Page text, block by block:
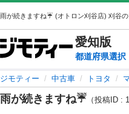
愛知版
都道府県選択
ジモティー 中古車 トヨタ
雨が続きますね☔ （投稿ID :